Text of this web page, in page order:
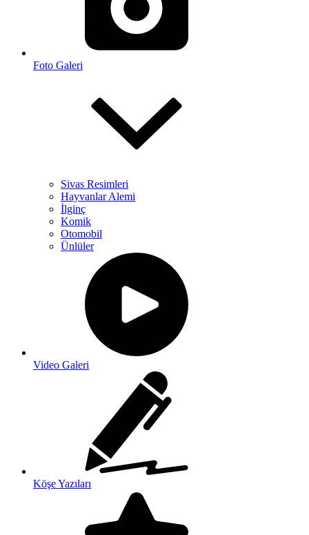
Foto Galeri
Sivas Resimleri
Hayvanlar Alemi
İlginç
Komik
Otomobil
Ünlüler
Video Galeri
Köşe Yazıları